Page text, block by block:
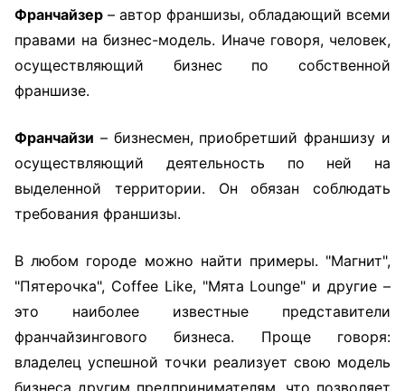
Франчайзер – автор франшизы, обладающий всеми
правами на бизнес-модель. Иначе говоря, человек,
осуществляющий бизнес по собственной
франшизе.
Франчайзи – бизнесмен, приобретший франшизу и
осуществляющий деятельность по ней на
выделенной территории. Он обязан соблюдать
требования франшизы.
В любом городе можно найти примеры. "Магнит",
"Пятерочка", Coffee Like, "Мята Lounge" и другие –
это наиболее известные представители
франчайзингового бизнеса. Проще говоря:
владелец успешной точки реализует свою модель
бизнеса другим предпринимателям, что позволяет